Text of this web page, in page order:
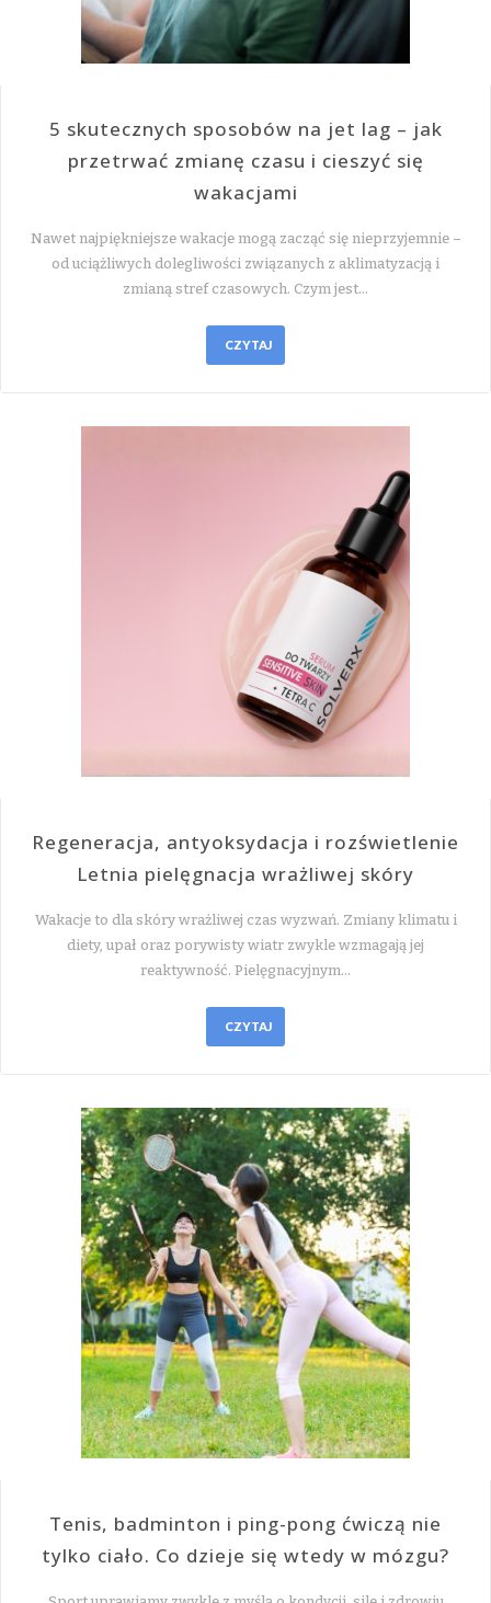
5 skutecznych sposobów na jet lag – jak
przetrwać zmianę czasu i cieszyć się
wakacjami
Nawet najpiękniejsze wakacje mogą zacząć się nieprzyjemnie –
od uciążliwych dolegliwości związanych z aklimatyzacją i
zmianą stref czasowych. Czym jest…
CZYTAJ
Regeneracja, antyoksydacja i rozświetlenie
Letnia pielęgnacja wrażliwej skóry
Wakacje to dla skóry wrażliwej czas wyzwań. Zmiany klimatu i
diety, upał oraz porywisty wiatr zwykle wzmagają jej
reaktywność. Pielęgnacyjnym…
CZYTAJ
Tenis, badminton i ping-pong ćwiczą nie
tylko ciało. Co dzieje się wtedy w mózgu?